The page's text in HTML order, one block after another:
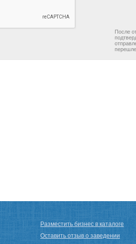
После
Разместить бизнес в каталоге
Оставить отзыв о заведении